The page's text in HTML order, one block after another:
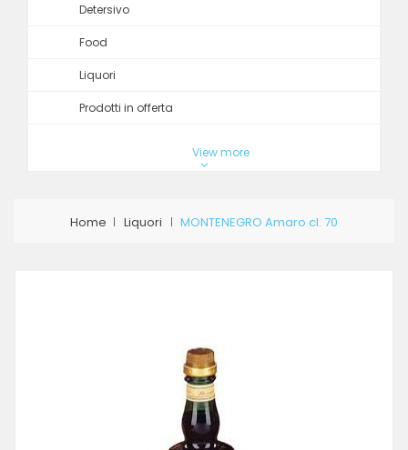
Detersivo
Food
Liquori
Prodotti in offerta
View more
Home Liquori MONTENEGRO Amaro cl. 70